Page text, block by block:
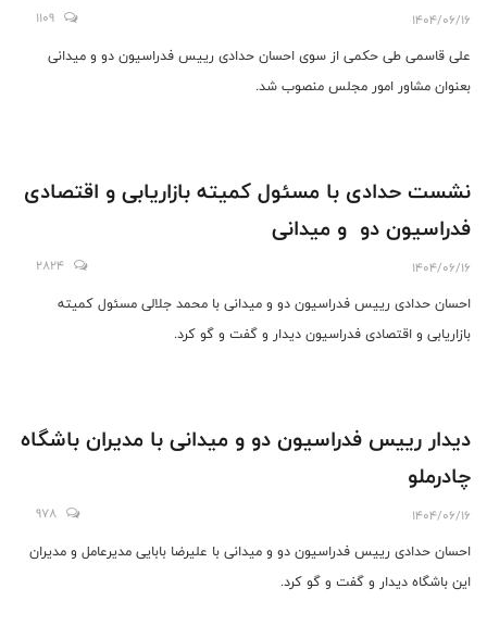
1404/06/16
1109
علی قاسمی طی حکمی از سوی احسان حدادی رییس فدراسیون دو و میدانی
بعنوان مشاور امور مجلس منصوب شد.
نشست حدادی با مسئول کمیته بازاریابی و اقتصادی
فدراسیون دو و میدانی
1404/06/16
2824
احسان حدادی رییس فدراسیون دو و میدانی با محمد جلالی مسئول کمیته
بازاریابی و اقتصادی فدراسیون دیدار و گفت و گو کرد.
دیدار رییس فدراسیون دو و میدانی با مدیران باشگاه
چادرملو
1404/06/16
978
احسان حدادی رییس فدراسیون دو و میدانی با علیرضا بابایی مدیرعامل و مدیران
این باشگاه دیدار و گفت و گو کرد.